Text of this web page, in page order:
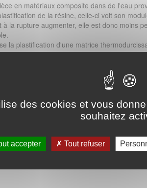
en matériaux composite dans de l'eau
de la résine, celle-ci voit son
la rupture augmenter, elle est donc moins
la plastification d'une matrice
état de la matière dans lequel la relation
linéaire et dans lequel il y a fluage de celle-
est généralement obtenue par application
ou par combinaison des deux.
subissent en général une phase de
mise en œuvre par injection ou extrusion.
des cookies et vous
souhaitez
accepter Tout refuser